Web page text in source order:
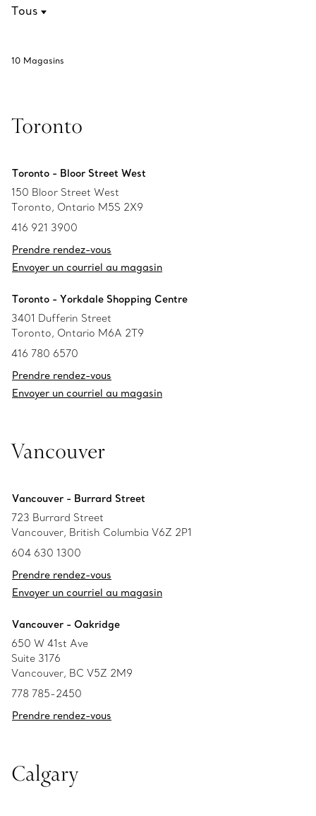
10 Magasins
Toronto
Toronto - Bloor Street West
150 Bloor Street West
Toronto, Ontario M5S 2X9
416 921 3900
Prendre rendez-vous
Envoyer un courriel au magasin
Toronto - Yorkdale Shopping Centre
3401 Dufferin Street
Toronto, Ontario M6A 2T9
416 780 6570
Prendre rendez-vous
Envoyer un courriel au magasin
Vancouver
Vancouver - Burrard Street
723 Burrard Street
Vancouver, British Columbia V6Z 2P1
604 630 1300
Prendre rendez-vous
Envoyer un courriel au magasin
Vancouver - Oakridge
650 W 41st Ave
Suite 3176
Vancouver, BC V5Z 2M9
778 785-2450
Prendre rendez-vous
Calgary